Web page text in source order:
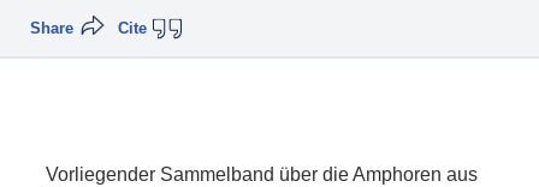
Cite
Share
Vorliegender Sammelband über die Amphoren aus